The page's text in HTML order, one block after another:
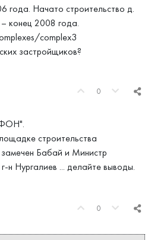
года. Начато строительство д.
2008 года.
complex3
застройщиков?
0
строительства
Бабай и Министр
н Нургалиев ... делайте выводы.
0